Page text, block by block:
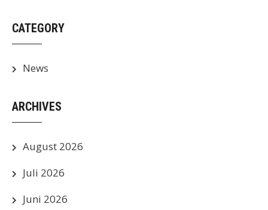
CATEGORY
News
ARCHIVES
August 2026
Juli 2026
Juni 2026